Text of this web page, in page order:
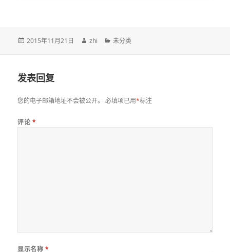
发
2015年11月21日
作
zhi
分
未分类
发表回复
您的电子邮箱地址不会被公开。 必填项已用*标注
评论 *
显示名称 *